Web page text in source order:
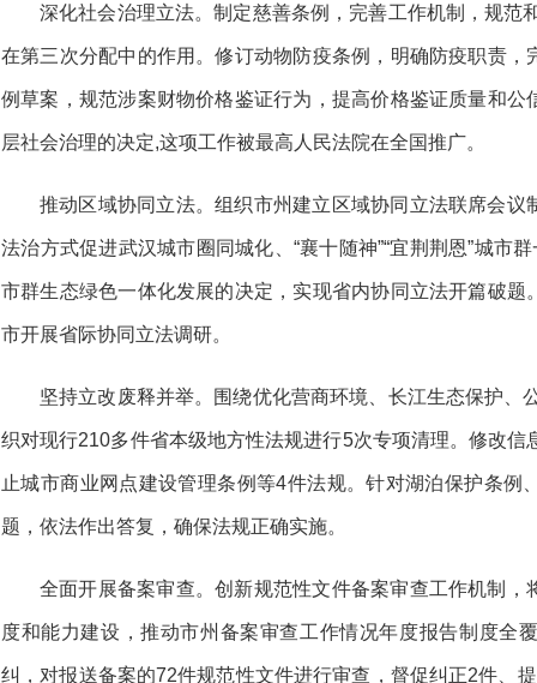
深化社会治理立法。制定慈善条例，完善工作机制，规范
在第三次分配中的作用。修订动物防疫条例，明确防疫职责
例草案，规范涉案财物价格鉴证行为，提高价格鉴证质量和
层社会治理的决定,这项工作被最高人民法院在全国推广。
推动区域协同立法。组织市州建立区域协同立法联席会
法治方式促进武汉城市圈同城化、“襄十随神”“宜荆荆恩”城市
市群生态绿色一体化发展的决定，实现省内协同立法开篇破
市开展省际协同立法调研。
坚持立改废释并举。围绕优化营商环境、长江生态保护、
织对现行210多件省本级地方性法规进行5次专项清理。修改
止城市商业网点建设管理条例等4件法规。针对湖泊保护条例
题，依法作出答复，确保法规正确实施。
全面开展备案审查。创新规范性文件备案审查工作机制
度和能力建设，推动市州备案审查工作情况年度报告制度全
纠，对报送备案的72件规范性文件进行审查，督促纠正2件、